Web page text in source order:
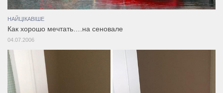
НАЙЦІКАВІШЕ
Как хорошо мечтать….на сеновале
04.07.2006